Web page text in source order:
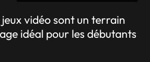
jeux vidéo sont un terrain
idéal pour les débutants